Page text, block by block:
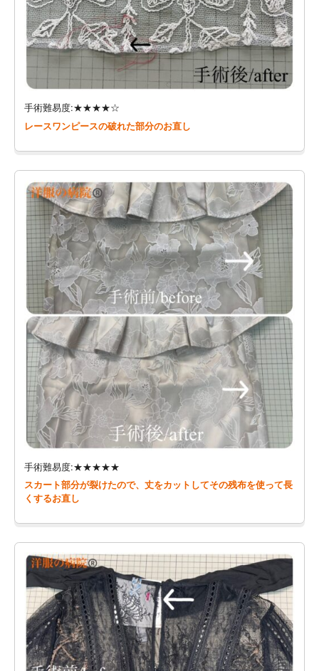
手術難易度:★★★★☆
レースワンピースの破れた部分のお直し
手術難易度:★★★★★
スカート部分が裂けたので、丈をカットしてその残布を使って長
くするお直し